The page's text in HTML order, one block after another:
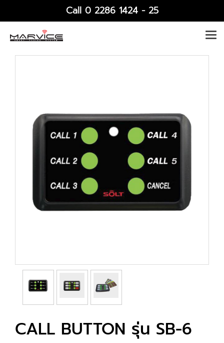
Call 0 2286 1424 - 25
CALL BUTTON รุ่น SB-6